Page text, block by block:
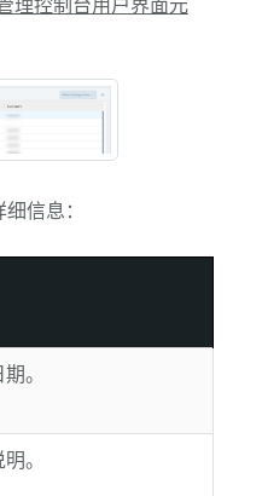
理控制台用户界面元
信息：
。
。